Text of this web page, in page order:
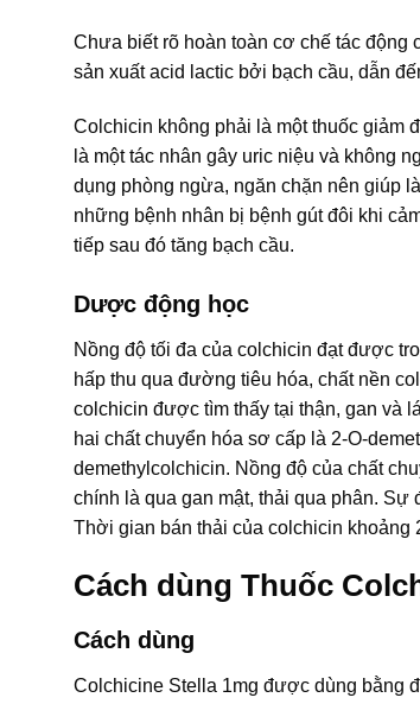
Chưa biết rõ hoàn toàn cơ chế tác động
sản xuất acid lactic bởi bạch cầu, dẫn
Colchicin không phải là một thuốc giảm
là một tác nhân gây uric niệu và không
dụng phòng ngừa, ngăn chặn nên giúp
những bệnh nhân bị bệnh gút đôi khi
tiếp sau đó tăng bạch cầu.
Dược động học
Nồng độ tối đa của colchicin đạt được
hấp thu qua đường tiêu hóa, chất nền
colchicin được tìm thấy tại thận, gan và
hai chất chuyển hóa sơ cấp là 2-O-
demethylcolchicin. Nồng độ của chất
chính là qua gan mật, thải qua phân.
Thời gian bán thải của colchicin
Cách dùng Thuốc
Cách dùng
Colchicine Stella 1mg được dùng bằng